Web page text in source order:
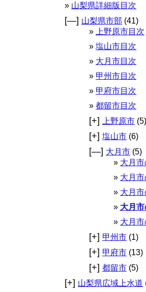
山梨県詳細版目次
[—] 山梨県市部 (41)
上野原市目次
塩山市目次
大月市目次
甲州市目次
甲府市目次
都留市目次
[+] 上野原市 (5)
[+] 塩山市 (6)
[—] 大月市 (5)
大月
大月
大月
大月
大月
[+] 甲州市 (1)
[+] 甲府市 (13)
[+] 都留市 (5)
[+] 山梨県広域上水道